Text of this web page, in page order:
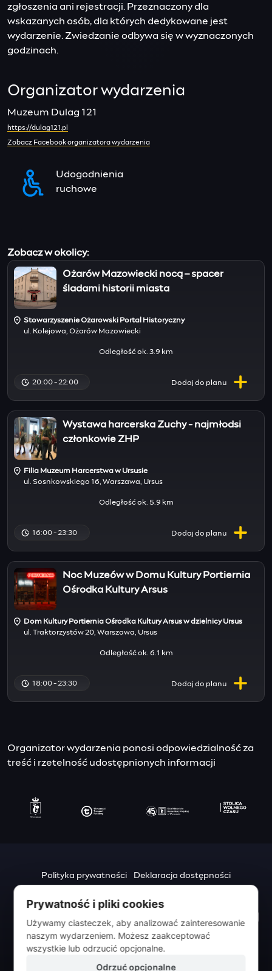
zgłoszenia ani rejestracji. Przeznaczony dla
wskazanych osób, dla których dedykowane jest
wydarzenie. Zwiedzanie odbywa się w wyznaczonych
godzinach.
Organizator wydarzenia
Muzeum Dulag 121
https://dulag121.pl
Zobacz Facebook organizatora wydarzenia
Udogodnienia
ruchowe
Zobacz w okolicy:
Ożarów Mazowiecki nocą – spacer
śladami historii miasta
Stowarzyszenie Ożarowski Portal Historyczny
ul. Kolejowa, Ożarów Mazowiecki
Odległość ok. 3.9 km
20:00 - 22:00 Dodaj do planu
Wystawa harcerska Zuchy - najmłodsi
członkowie ZHP
Filia Muzeum Harcerstwa w Ursusie
ul. Sosnkowskiego 16, Warszawa, Ursus
Odległość ok. 5.9 km
16:00 - 23:30 Dodaj do planu
Noc Muzeów w Domu Kultury Portiernia
Ośrodka Kultury Arsus
Dom Kultury Portiernia Ośrodka Kultury Arsus w dzielnicy Ursus
ul. Traktorzystów 20, Warszawa, Ursus
Odległość ok. 6.1 km
18:00 - 23:30 Dodaj do planu
Organizator wydarzenia ponosi odpowiedzialność za
treść i rzetelność udostępnionych informacji
Polityka prywatności
Deklaracja dostępności
Urząd m.st. Warszawy
pl. Bankowy 3/5
00-950 Warszawa
Prywatność i pliki cookies
Używamy ciasteczek, aby analizować zainteresowanie
naszym wydarzeniem. Możesz zaakceptować
wszystkie lub odrzucić opcjonalne.
Odrzuć opcjonalne